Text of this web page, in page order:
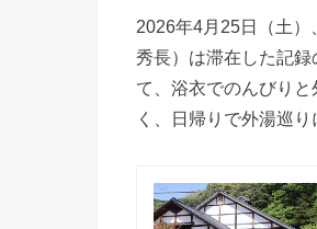
2026年4月25日（土
秀長）は滞在した記
て、浴衣でのんびり
く、日帰りで外湯巡り